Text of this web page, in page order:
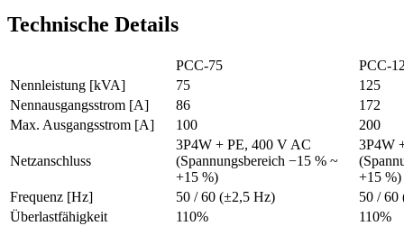
Technische Details
PCC-75
PCC-
Nennleistung [kVA]
75
125
Nennausgangsstrom [A]
86
172
Max. Ausgangsstrom [A]
100 200
Netzanschluss
3P4W + PE, 400 V AC
(Spannungsbereich −15 % ~
+15 %)
3P4W
+15 %)
Frequenz [Hz]
50 / 60 (±2,5 Hz)
50 / 60
Überlastfähigkeit
110%
110%